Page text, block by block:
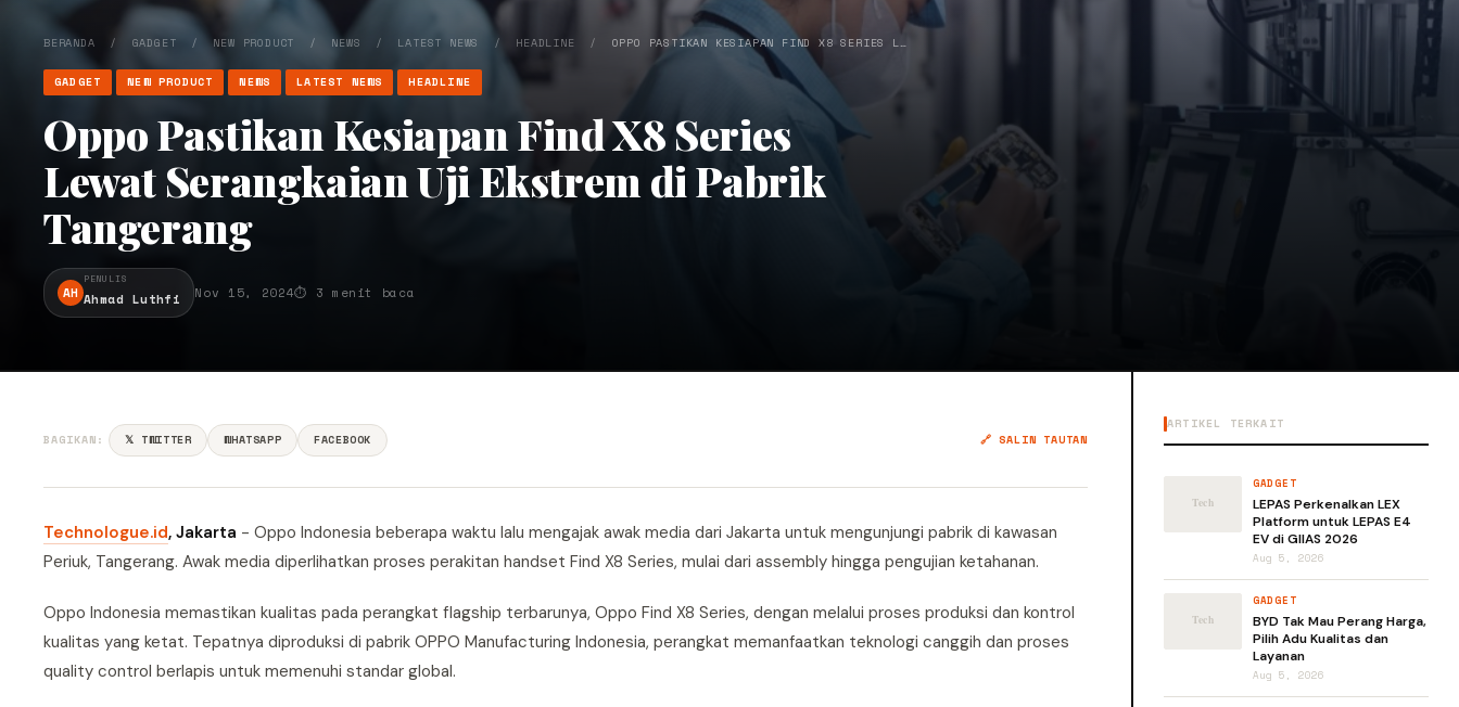
BERANDA / GADGET /NEW PRODUCT / NEWS / LATEST NEWS / HEADLINE / OPPO PASTIKAN KESIAPAN FIND X8 SERIES L…
GADGET NEW PRODUCT NEWS LATEST NEWS HEADLINE
Oppo Pastikan Kesiapan Find X8 Series
Lewat Serangkaian Uji Ekstrem di Pabrik
Tangerang
AH
PENULIS
Ahmad Luthfi Nov 15, 2024⏱ 3 menit baca
BAGIKAN: 𝕏 TWITTER WHATSAPP FACEBOOK 🔗 SALIN TAUTAN
Technologue.id, Jakarta - Oppo Indonesia beberapa waktu lalu mengajak awak media dari Jakarta untuk mengunjungi pabrik di kawasan
Periuk, Tangerang. Awak media diperlihatkan proses perakitan handset Find X8 Series, mulai dari assembly hingga pengujian ketahanan.
Oppo Indonesia memastikan kualitas pada perangkat flagship terbarunya, Oppo Find X8 Series, dengan melalui proses produksi dan kontrol
kualitas yang ketat. Tepatnya diproduksi di pabrik OPPO Manufacturing Indonesia, perangkat memanfaatkan teknologi canggih dan proses
quality control berlapis untuk memenuhi standar global.
ARTIKEL TERKAIT
GADGET
LEPAS Perkenalkan LEX
Platform untuk LEPAS E4
EV di GIIAS 2026
Aug 5, 2026
GADGET
BYD Tak Mau Perang Harga,
Pilih Adu Kualitas dan
Layanan
Aug 5, 2026